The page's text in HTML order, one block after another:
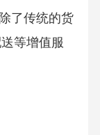
了传统的货
等增值服